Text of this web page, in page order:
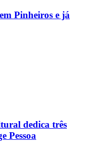
Pinheiros e já
dedica três
Pessoa